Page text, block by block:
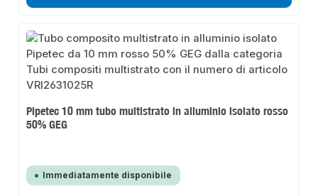
Pipetec 10 mm tubo multistrato in alluminio isolato rosso
50% GEG
Immediatamente disponibile